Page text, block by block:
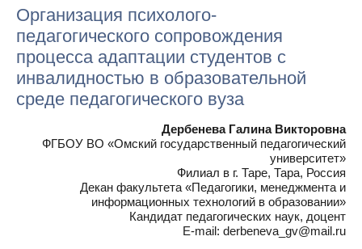
Организация психолого-
педагогического сопровождения
процесса адаптации студентов с
инвалидностью в образовательной
среде педагогического вуза
Дербенева Галина Викторовна
ФГБОУ ВО «Омский государственный педагогический
университет»
Филиал в г. Таре, Тара, Россия
Декан факультета «Педагогики, менеджмента и
информационных технологий в образовании»
Кандидат педагогических наук, доцент
E-mail: derbeneva_gv@mail.ru